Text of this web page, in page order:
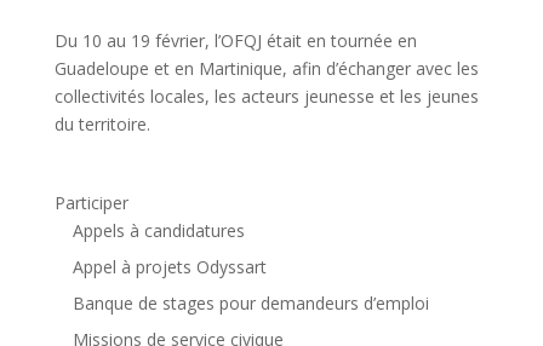
Du 10 au 19 février, l’OFQJ était en tournée en
Guadeloupe et en Martinique, afin d’échanger avec les
collectivités locales, les acteurs jeunesse et les jeunes
du territoire.
Participer
Appels à candidatures
Appel à projets Odyssart
Banque de stages pour demandeurs d’emploi
Missions de service civique